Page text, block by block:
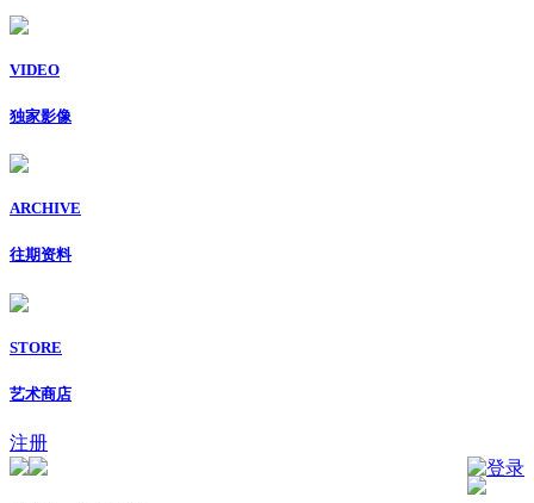
VIDEO
独家影像
ARCHIVE
往期资料
STORE
艺术商店
注册
登录